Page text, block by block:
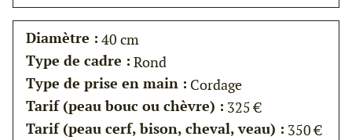
Diamètre : 40 cm
Type de cadre : Rond
Type de prise en main : Cordage
Tarif (peau bouc ou chèvre) : 325 €
Tarif (peau cerf, bison, cheval, veau) : 350 €